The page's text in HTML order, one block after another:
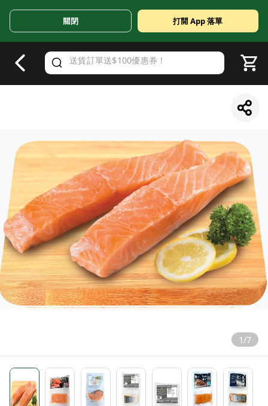
Valid Until 30 June 2026
關閉 打開 App 落單
1/7